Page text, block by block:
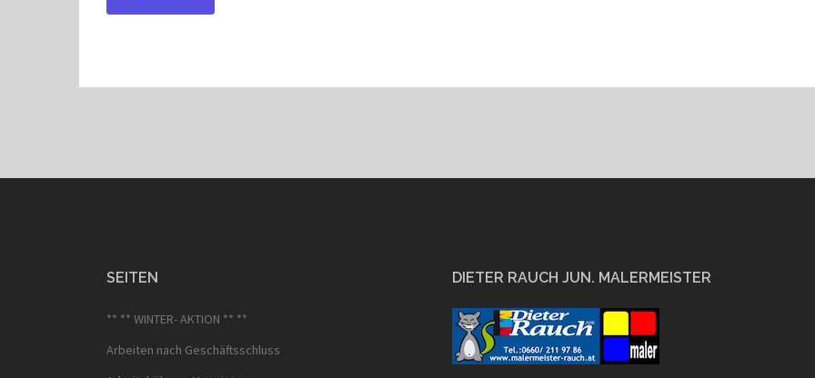
SEITEN
** ** WINTER- AKTION ** **
Arbeiten nach Geschäftsschluss
DIETER RAUCH JUN. MALERMEISTER